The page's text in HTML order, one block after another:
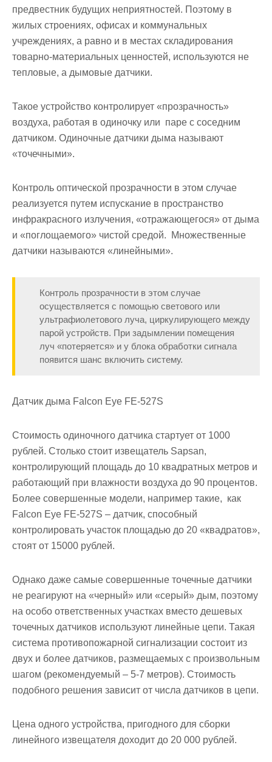
предвестник будущих неприятностей. Поэтому в
жилых строениях, офисах и коммунальных
учреждениях, а равно и в местах складирования
товарно-материальных ценностей, используются не
тепловые, а дымовые датчики.
Такое устройство контролирует «прозрачность»
воздуха, работая в одиночку или паре с соседним
датчиком. Одиночные датчики дыма называют
«точечными».
Контроль оптической прозрачности в этом случае
реализуется путем испускание в пространство
инфракрасного излучения, «отражающегося» от дыма
и «поглощаемого» чистой средой. Множественные
датчики называются «линейными».
Контроль прозрачности в этом случае
осуществляется с помощью светового или
ультрафиолетового луча, циркулирующего между
парой устройств. При задымлении помещения
луч «потеряется» и у блока обработки сигнала
появится шанс включить систему.
Датчик дыма Falcon Eye FE-527S
Стоимость одиночного датчика стартует от 1000
рублей. Столько стоит извещатель Sapsan,
контролирующий площадь до 10 квадратных метров и
работающий при влажности воздуха до 90 процентов.
Более совершенные модели, например такие, как
Falcon Eye FE-527S – датчик, способный
контролировать участок площадью до 20 «квадратов»,
стоят от 15000 рублей.
Однако даже самые совершенные точечные датчики
не реагируют на «черный» или «серый» дым, поэтому
на особо ответственных участках вместо дешевых
точечных датчиков используют линейные цепи. Такая
система противопожарной сигнализации состоит из
двух и более датчиков, размещаемых с произвольным
шагом (рекомендуемый – 5-7 метров). Стоимость
подобного решения зависит от числа датчиков в цепи.
Цена одного устройства, пригодного для сборки
линейного извещателя доходит до 20 000 рублей.